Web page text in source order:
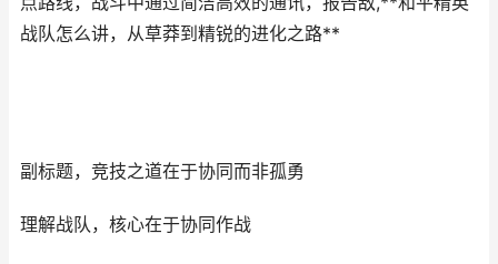
战队怎么讲，从草莽到精锐的进化之路**
副标题，竞技之道在于协同而非孤勇
理解战队，核心在于协同作战